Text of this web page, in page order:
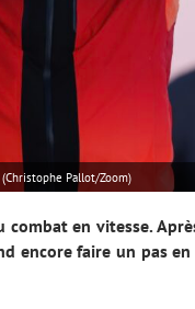
(Christophe Pallot/Zoom)
en vitesse.
encore faire un pas